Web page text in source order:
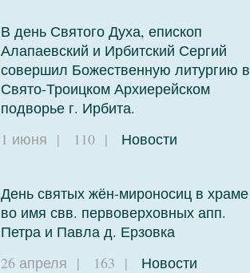
В день Святого Духа, епископ
Алапаевский и Ирбитский Сергий
совершил Божественную литургию в
Свято-Троицком Архиерейском
подворье г. Ирбита.
1 июня | 110 | Новости
День святых жён-мироносиц в храме
во имя свв. первоверховных апп.
Петра и Павла д. Ерзовка
26 апреля | 163 | Новости